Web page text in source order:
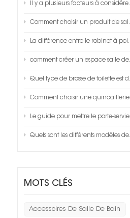
Il y a plusieurs facteurs à considérer lors du choix d'un porte-serviettes de salle de bain
Comment choisir un produit de salle de bain de qualité ?
La différence entre le robinet à poignée unique et le robinet thermostatique
comment créer un espace salle de bain?
Quel type de brosse de toilette est de bonne qualité ?
Comment choisir une quincaillerie aluminium space de qualité ?
Le guide pour mettre le porte-serviettes dans votre salle de bain
Quels sont les différents modèles de pulvérisation disponibles sur une douchette à main ?
MOTS CLÉS
Accessoires De Salle De Bain